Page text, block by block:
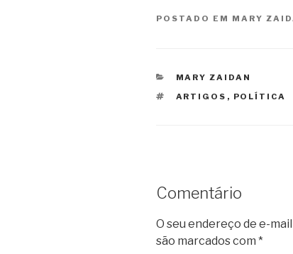
POSTADO EM MARY
CATEGORIAS
MARY ZAIDAN
TAGS
ARTIGOS , POLÍTICA
Comentário
O seu endereço de e-
são marcados com *